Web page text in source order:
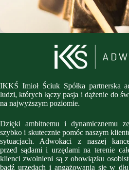
IKKŚ Imioł Ściuk Spółka partnerska
ludzi, których łączy pasja i dążenie do
na najwyższym poziomie.
Dzięki ambitnemu i dynamicznemu
szybko i skutecznie pomóc naszym
sytuacjach. Adwokaci z naszej
przed sądami i urzędami na terenie
klienci zwolnieni są z obowiązku
bądź urzędach i angażowania się w